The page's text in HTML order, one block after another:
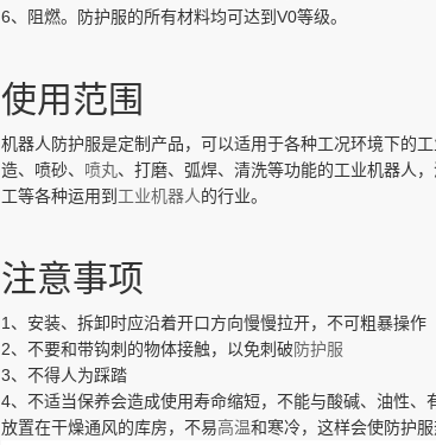
6、阻燃。防护服的所有材料均可达到V0等级。
使用范围
机器人防护服是定制产品，可以适用于各种工况环境下的
造、喷砂、 喷丸、打磨、弧焊、清洗等功能的工业机器人
工等各种运用到 工业机器人的行业。
注意事项
1、安装、拆卸时应沿着开口方向慢慢拉开，不可粗暴操作
2、不要和带钩刺的物体接触，以免刺破防护服
3、不得人为踩踏
4、不适当保养会造成使用寿命缩短，不能与酸碱、油性
放置在干燥通风的库房，不易高温和寒冷，这样会使防护